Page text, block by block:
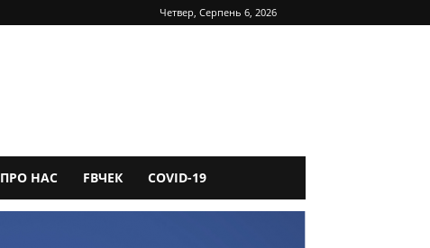
Четвер, Серпень 6, 2026
ПРО НАС FBЧЕК COVID-19